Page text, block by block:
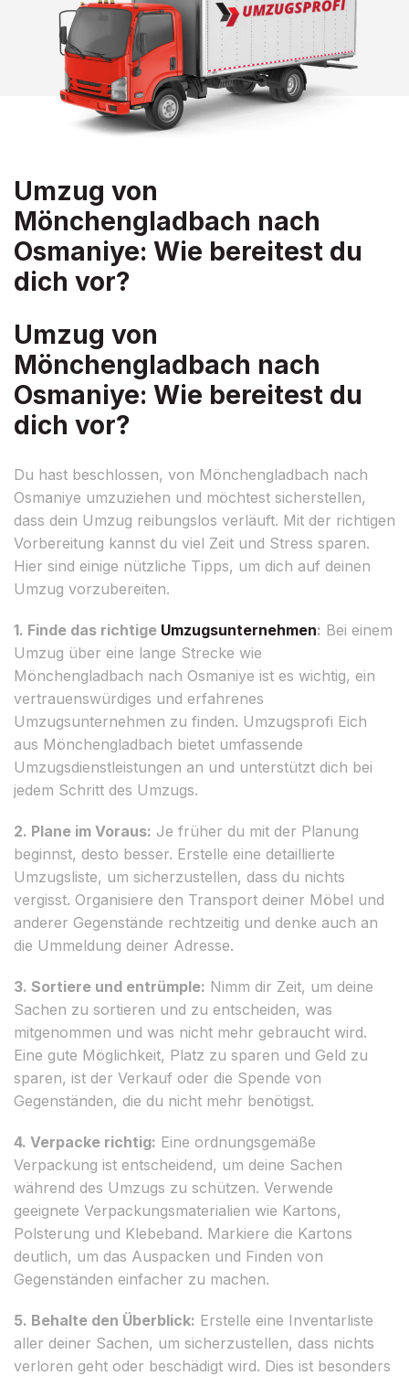
Umzug von
Mönchengladbach nach
Osmaniye: Wie bereitest du
dich vor?
Umzug von
Mönchengladbach nach
Osmaniye: Wie bereitest du
dich vor?
Du hast beschlossen, von Mönchengladbach nach
Osmaniye umzuziehen und möchtest sicherstellen,
dass dein Umzug reibungslos verläuft. Mit der richtigen
Vorbereitung kannst du viel Zeit und Stress sparen.
Hier sind einige nützliche Tipps, um dich auf deinen
Umzug vorzubereiten.
1. Finde das richtige Umzugsunternehmen: Bei einem
Umzug über eine lange Strecke wie
Mönchengladbach nach Osmaniye ist es wichtig, ein
vertrauenswürdiges und erfahrenes
Umzugsunternehmen zu finden. Umzugsprofi Eich
aus Mönchengladbach bietet umfassende
Umzugsdienstleistungen an und unterstützt dich bei
jedem Schritt des Umzugs.
2. Plane im Voraus: Je früher du mit der Planung
beginnst, desto besser. Erstelle eine detaillierte
Umzugsliste, um sicherzustellen, dass du nichts
vergisst. Organisiere den Transport deiner Möbel und
anderer Gegenstände rechtzeitig und denke auch an
die Ummeldung deiner Adresse.
3. Sortiere und entrümple: Nimm dir Zeit, um deine
Sachen zu sortieren und zu entscheiden, was
mitgenommen und was nicht mehr gebraucht wird.
Eine gute Möglichkeit, Platz zu sparen und Geld zu
sparen, ist der Verkauf oder die Spende von
Gegenständen, die du nicht mehr benötigst.
4. Verpacke richtig: Eine ordnungsgemäße
Verpackung ist entscheidend, um deine Sachen
während des Umzugs zu schützen. Verwende
geeignete Verpackungsmaterialien wie Kartons,
Polsterung und Klebeband. Markiere die Kartons
deutlich, um das Auspacken und Finden von
Gegenständen einfacher zu machen.
5. Behalte den Überblick: Erstelle eine Inventarliste
aller deiner Sachen, um sicherzustellen, dass nichts
verloren geht oder beschädigt wird. Dies ist besonders